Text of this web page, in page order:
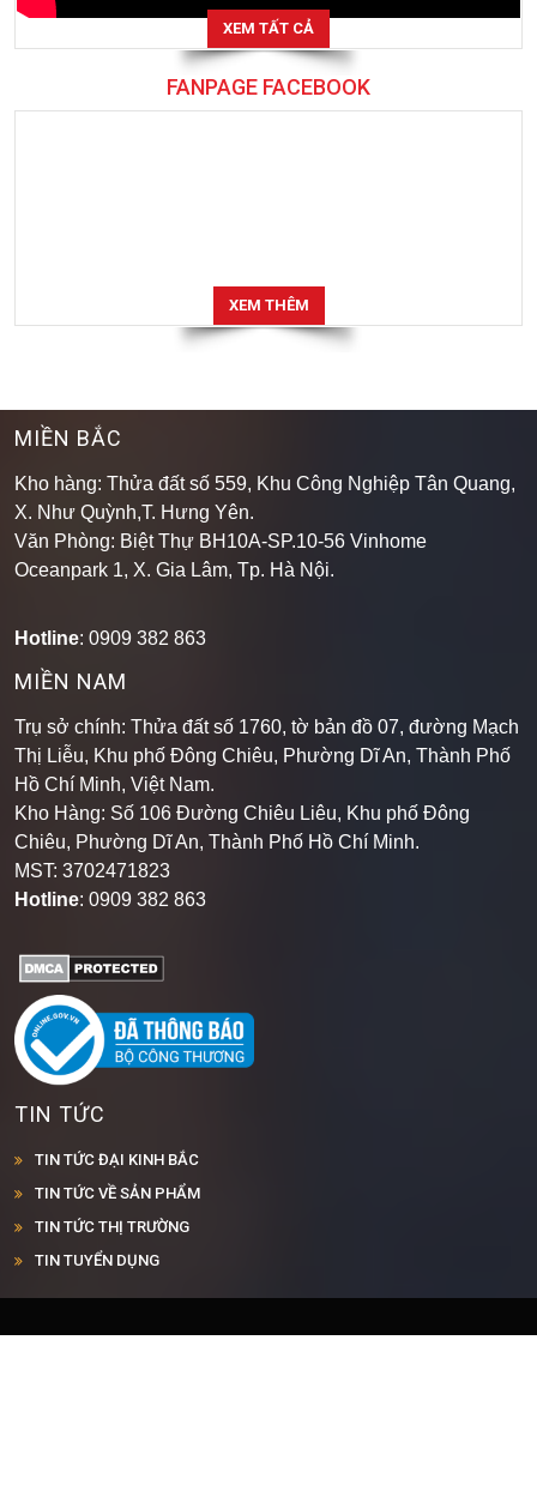
XEM TẤT CẢ
FANPAGE FACEBOOK
XEM THÊM
MIỀN BẮC
Kho hàng: Thửa đất số 559, Khu Công Nghiệp Tân Quang,
X. Như Quỳnh,T. Hưng Yên.
Văn Phòng: Biệt Thự BH10A-SP.10-56 Vinhome
Oceanpark 1, X. Gia Lâm, Tp. Hà Nội.
Hotline: 0909 382 863
MIỀN NAM
Trụ sở chính: Thửa đất số 1760, tờ bản đồ 07, đường Mạch
Thị Liễu, Khu phố Đông Chiêu, Phường Dĩ An, Thành Phố
Hồ Chí Minh, Việt Nam.
Kho Hàng: Số 106 Đường Chiêu Liêu, Khu phố Đông
Chiêu, Phường Dĩ An, Thành Phố Hồ Chí Minh.
MST: 3702471823
Hotline: 0909 382 863
TIN TỨC
TIN TỨC ĐẠI KINH BẮC
TIN TỨC VỀ SẢN PHẨM
TIN TỨC THỊ TRƯỜNG
TIN TUYỂN DỤNG